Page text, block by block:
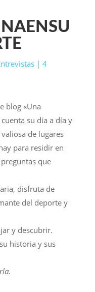
| 4
blog «Una
su día a día y
de lugares
para residir en
que
disfruta de
del deporte y
y descubrir.
historia y sus